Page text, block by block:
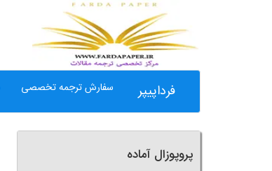
فرداپیپر سفارش ترجمه تخصصی
پروپوزال آماده